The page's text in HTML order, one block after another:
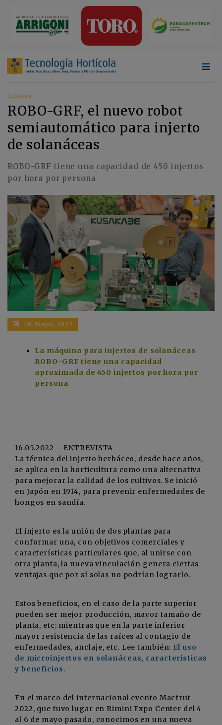
Cultivos
ROBO-GRF, el nuevo robot
semiautomático para injerto
de solanáceas
ROBO-GRF tiene una capacidad de 450 injertos
por hora por persona
16 Mayo, 2022
La máquina para injertos de solanáceas
ROBO-GRF tiene una capacidad
aproximada de 450 injertos por hora por
persona
16.05.2022 – ENTREVISTA
La técnica del injerto herbáceo, desde hace años,
se aplica en la horticultura como una alternativa
para mejorar la calidad de los cultivos. Se inició
en Japón en 1914, para prevenir enfermedades de
hongos en sandía.
El injerto es la unión de dos plantas para
conformar una, con objetivos comerciales y
características particulares que, al unirse con
otra planta, la nueva vinculación genera ciertas
ventajas que por sí solas no podrían lograrlo.
Estos beneficios, en el caso de la parte superior
pueden ser mejor producción, mayor tamaño de
planta, etc; mientras que en la parte inferior
mayor resistencia de las raíces al contagio de
enfermedades, anclaje, etc. Lee también: El uso
de microinjertos en solanáceas, características
y beneficios.
En el marco del internacional evento Macfrut
2022, que tuvo lugar en Rimini Expo Center del 4
al 6 de mayo pasado, conocimos en una nueva